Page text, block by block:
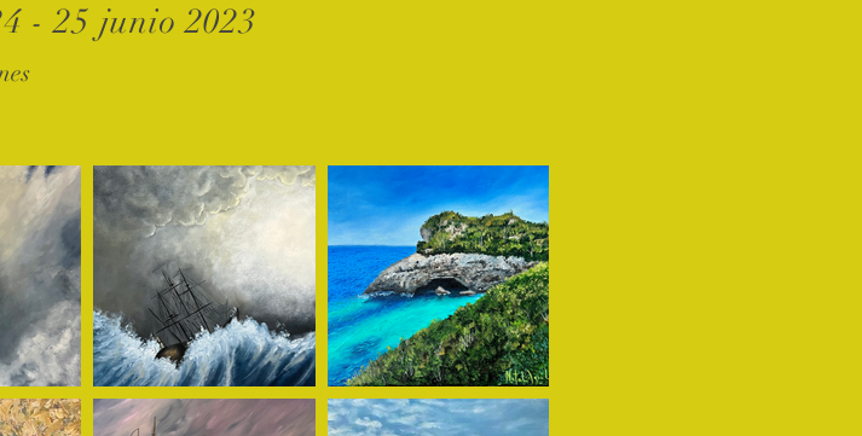
- 25 junio 2023